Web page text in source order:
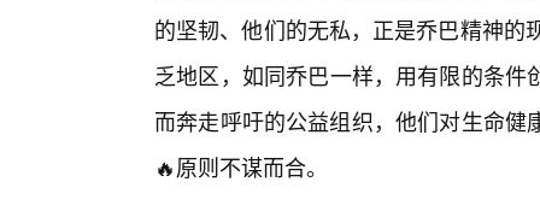
的坚韧、他们的无私，正是乔巴精神
乏地区，如同乔巴一样，用有限的条
而奔走呼吁的公益组织，他们对生命
🔥原则不谋而合。